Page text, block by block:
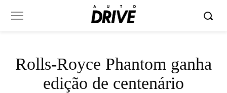
Rolls-Royce Phantom ganha
edição de centenário